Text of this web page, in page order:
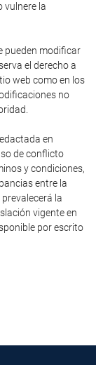
vulnere la
pueden modificar
el derecho a
web como en los
no
en
de conflicto
y condiciones,
entre la
la
vigente en
por escrito